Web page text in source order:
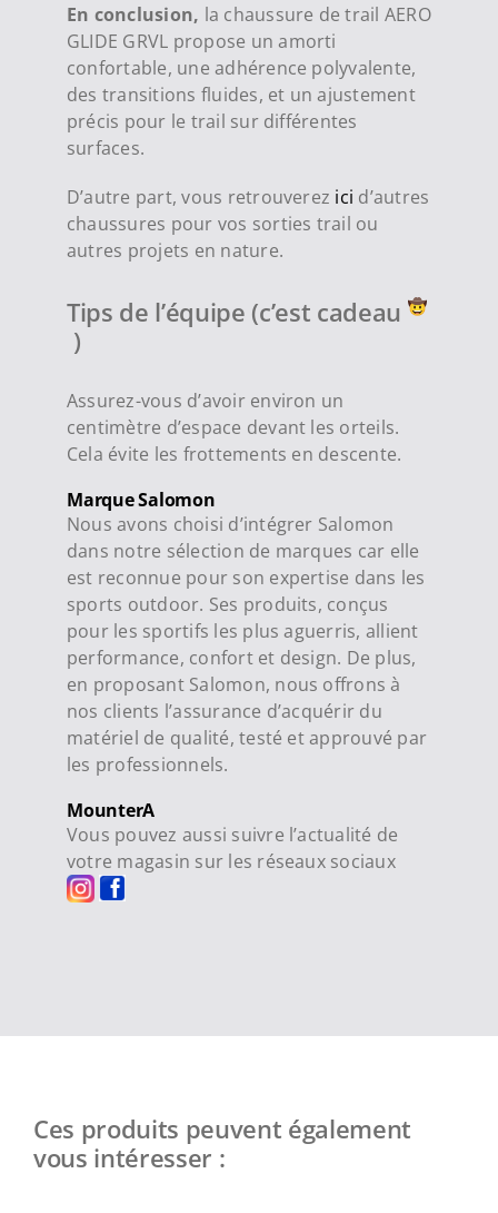
En conclusion, la chaussure de trail AERO
GLIDE GRVL propose un amorti
confortable, une adhérence polyvalente,
des transitions fluides, et un ajustement
précis pour le trail sur différentes
surfaces.
D’autre part, vous retrouverez ici d’autres
chaussures pour vos sorties trail ou
autres projets en nature.
Tips de l’équipe (c’est cadeau
)
Assurez-vous d’avoir environ un
centimètre d’espace devant les orteils.
Cela évite les frottements en descente.
Marque Salomon
Nous avons choisi d’intégrer Salomon
dans notre sélection de marques car elle
est reconnue pour son expertise dans les
sports outdoor. Ses produits, conçus
pour les sportifs les plus aguerris, allient
performance, confort et design. De plus,
en proposant Salomon, nous offrons à
nos clients l’assurance d’acquérir du
matériel de qualité, testé et approuvé par
les professionnels.
MounterA
Vous pouvez aussi suivre l’actualité de
votre magasin sur les réseaux sociaux
Ces produits peuvent également
vous intéresser :